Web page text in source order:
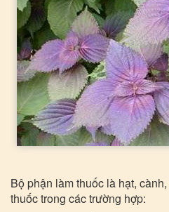
Bộ phận làm thuốc là hạt,
thuốc trong các trường hợp: